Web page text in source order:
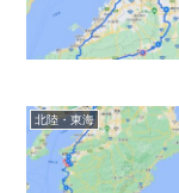
北陸・東海